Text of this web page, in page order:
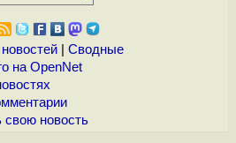
| Сводные
на OpenNet
свою новость